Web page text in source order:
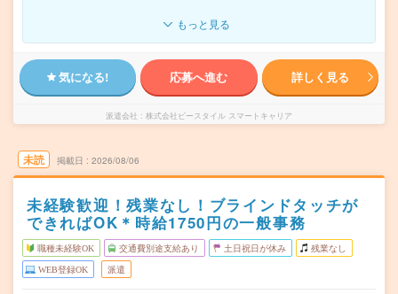
もっと見る
気になる! 応募へ進む 詳しく見る
派遣会社 株式会社ビースタイル スマートキャリア
未読 掲載日 2026/08/06
未経験歓迎！残業なし！ブラインドタッチが
できればOK＊時給1750円の一般事務
職種未経験OK 交通費別途支給あり 土日祝日が休み 残業なし
WEB登録OK 派遣